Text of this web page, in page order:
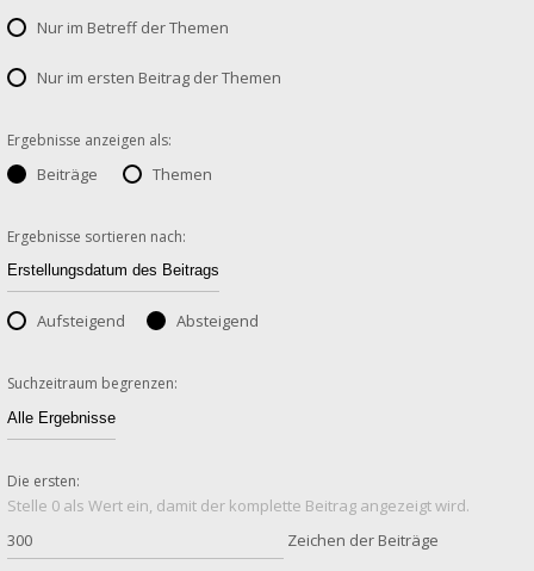
Nur im Betreff der Themen
Nur im ersten Beitrag der Themen
Ergebnisse anzeigen als:
Beiträge Themen
Ergebnisse sortieren nach:
Aufsteigend Absteigend
Suchzeitraum begrenzen:
Die ersten:
Stelle 0 als Wert ein, damit der komplette Beitrag angezeigt wird.
Zeichen der Beiträge